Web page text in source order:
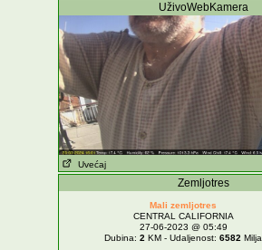
UživoWebKamera
Uvećaj
Zemljotres
Mali zemljotres
CENTRAL CALIFORNIA
27-06-2023 @ 05:49
Dubina: 2 KM - Udaljenost: 6582 Milja